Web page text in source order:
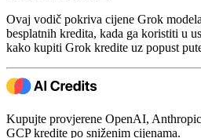
Ovaj vodič pokriva cijene Grok
besplatnih kredita, kada ga koristiti u
kako kupiti Grok kredite uz popust
Kupujte provjerene OpenAI,
GCP kredite po sniženim cijenama.